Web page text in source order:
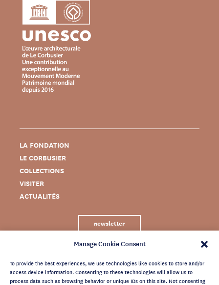
Manage Cookie Consent
To provide the best experiences, we use technologies like cookies to store and/or
access device information. Consenting to these technologies will allow us to
process data such as browsing behavior or unique IDs on this site. Not consenting
LA FONDATION
LE CORBUSIER
COLLECTIONS
VISITER
ACTUALITÉS
newsletter